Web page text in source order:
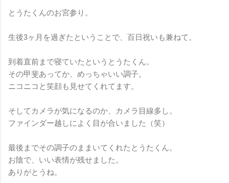
とうたくんのお宮参り。
生後3ヶ月を過ぎたということで、百日祝いも兼ねて。
到着直前まで寝ていたというとうたくん。
その甲斐あってか、めっちゃいい調子。
ニコニコと笑顔も見せてくれてます。
そしてカメラが気になるのか、カメラ目線多し。
ファインダー越しによく目が合いました（笑）
最後までその調子のままいてくれたとうたくん。
お陰で、いい表情が残せました。
ありがとうね。